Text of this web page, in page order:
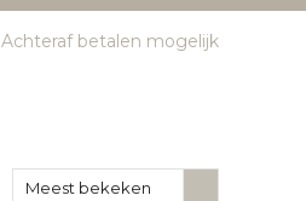
Achteraf betalen mogelijk
Meest bekeken